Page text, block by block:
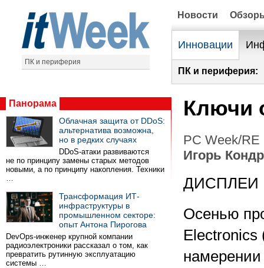
ПК и периферия
Новости
Инновации
ПК и периферия:
Панорама
Облачная защита от DDoS:
альтернатива возможна,
но в редких случаях
DDoS-атаки развиваются
не по принципу замены старых методов
новыми, а по принципу накопления. Техники
…
Трансформация ИТ-
инфраструктуры в
промышленном секторе:
опыт Антона Пирогова
DevOps-инженер крупной компании
радиоэлектроники рассказал о том, как
превратить рутинную эксплуатацию
системы …
Ключи
PC Week/RE
Игорь
ДИСПЛЕИ
Осенью
Electronics
намерении